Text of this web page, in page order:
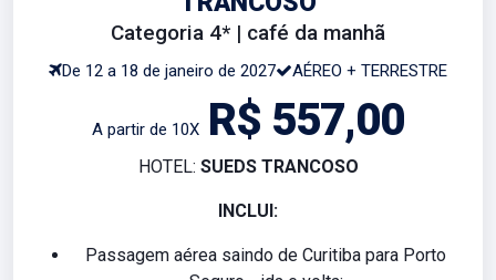
Categoria 4* | café da manhã
De 12 a 18 de janeiro de 2027 AÉREO + TERRESTRE
A partir de 10X R$ 557,00
HOTEL: SUEDS TRANCOSO
INCLUI:
Passagem aérea saindo de Curitiba para Porto